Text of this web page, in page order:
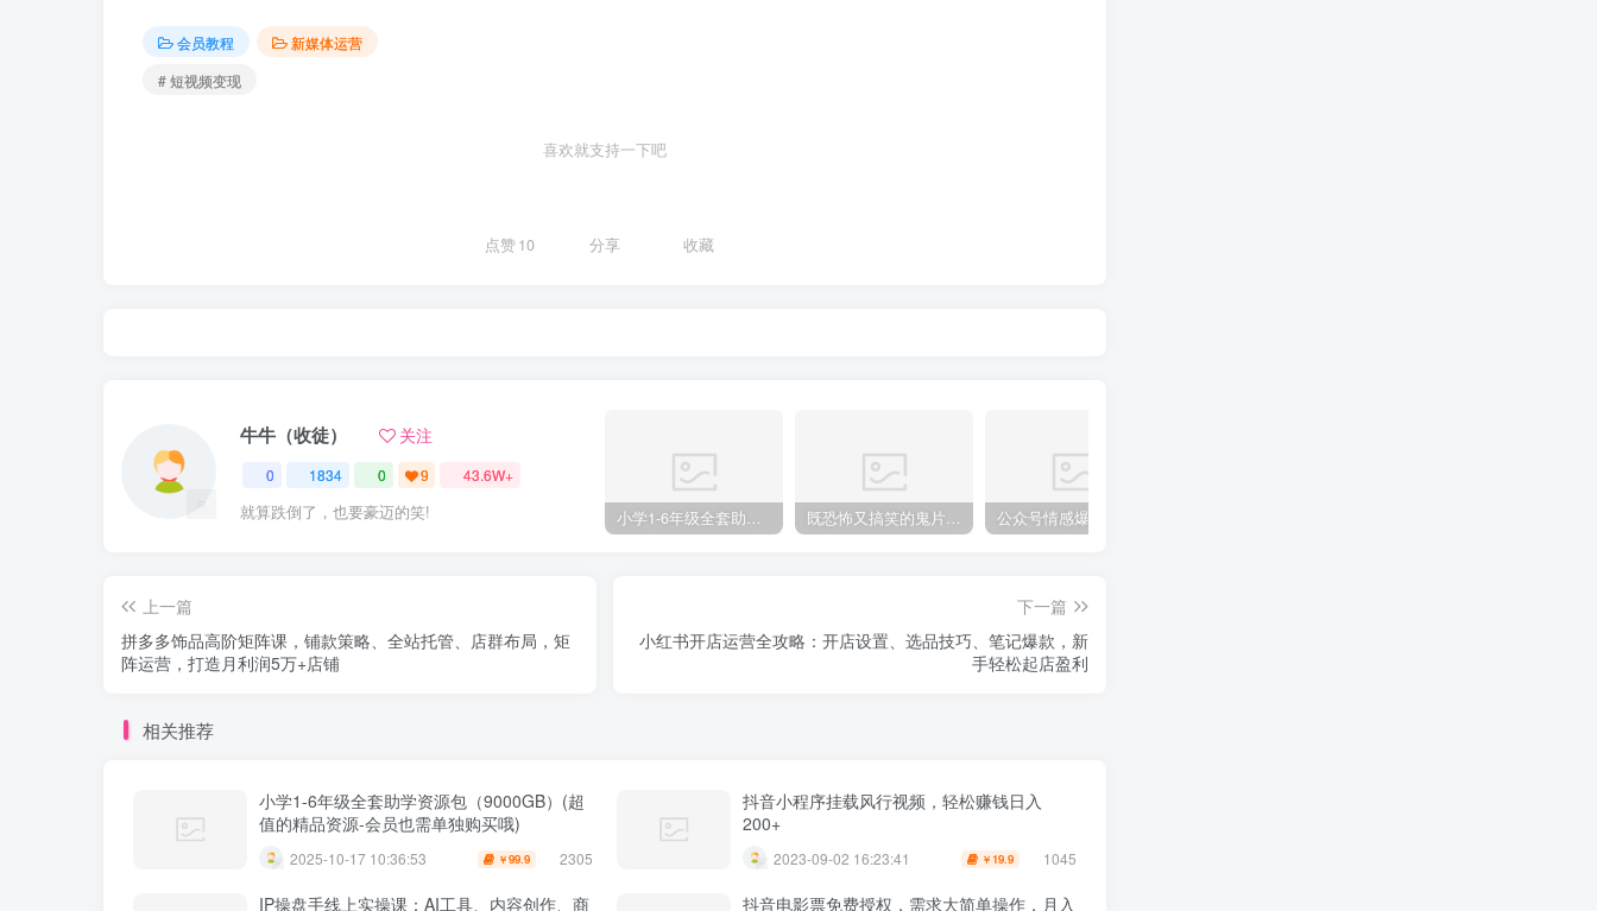
会员教程
新媒体运营
# 短视频变现
喜欢就支持一下吧
点赞10 分享 收藏
牛牛（收徒）
0 9
小学1-6年级全套助学资源包（9000GB）(超值的精品资源-会员也需单独购买哦) 既恐怖又搞笑的鬼片（10部猛鬼恐怖片都是喜剧片）
拼多多饰品高阶矩阵课，铺款策略、全站托管、店群布局，矩
小红书开店运营全攻略：开店设置、选品技巧、笔记爆款，新
小学1-6年级全套助学资源包（9000GB）(超
值的精品资源-会员也需单独购买哦)
抖音小程序挂载风行视频，轻松赚钱日入